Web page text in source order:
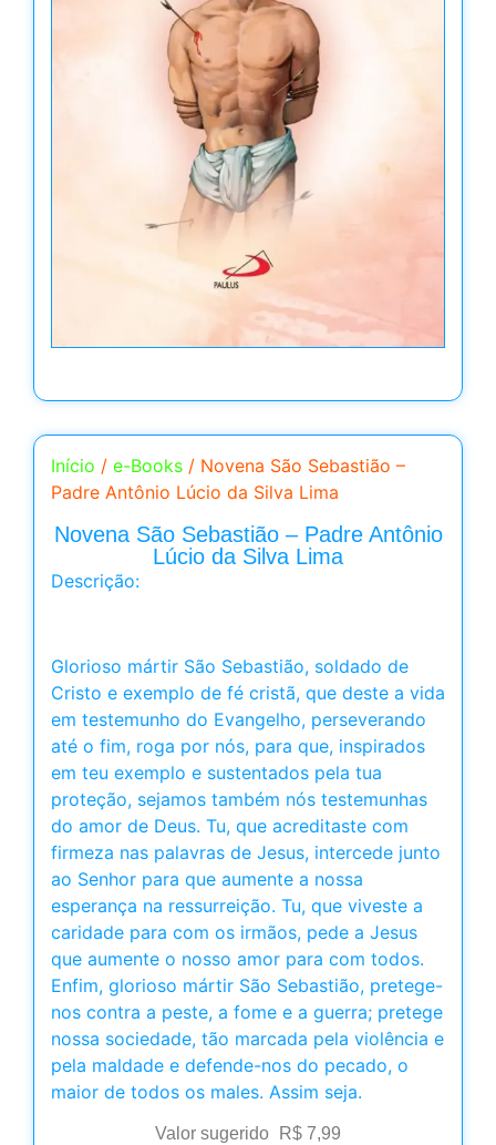
Início / e-Books / Novena São Sebastião –
Padre Antônio Lúcio da Silva Lima
Novena São Sebastião – Padre Antônio
Lúcio da Silva Lima
Descrição:
Glorioso mártir São Sebastião, soldado de
Cristo e exemplo de fé cristã, que deste a vida
em testemunho do Evangelho, perseverando
até o fim, roga por nós, para que, inspirados
em teu exemplo e sustentados pela tua
proteção, sejamos também nós testemunhas
do amor de Deus. Tu, que acreditaste com
firmeza nas palavras de Jesus, intercede junto
ao Senhor para que aumente a nossa
esperança na ressurreição. Tu, que viveste a
caridade para com os irmãos, pede a Jesus
que aumente o nosso amor para com todos.
Enfim, glorioso mártir São Sebastião, pretege-
nos contra a peste, a fome e a guerra; pretege
nossa sociedade, tão marcada pela violência e
pela maldade e defende-nos do pecado, o
maior de todos os males. Assim seja.
Valor sugerido R$ 7,99